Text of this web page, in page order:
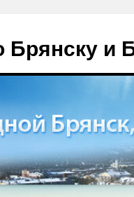
Брянску и